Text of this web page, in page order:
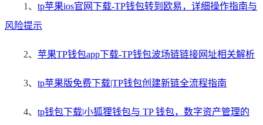
1、 tp苹果ios官网下载-TP钱包转到欧易，详细操作指南与
风险提示
2、 苹果TP钱包app下载-TP钱包波场链链接网址相关解析
3、 tp苹果版免费下载|TP钱包创建新链全流程指南
4、 tp钱包下载|小狐狸钱包与 TP 钱包，数字资产管理的